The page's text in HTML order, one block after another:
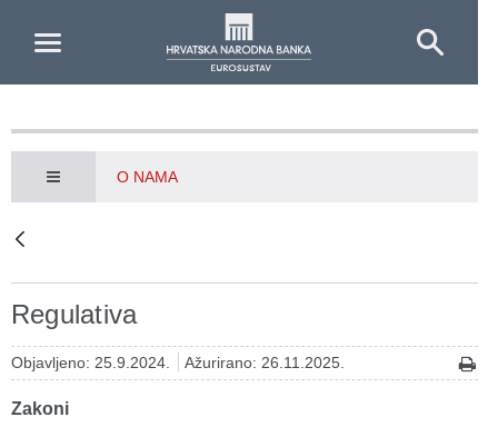
O NAMA
Regulativa
Objavljeno: 25.9.2024. Ažurirano: 26.11.2025.
Zakoni